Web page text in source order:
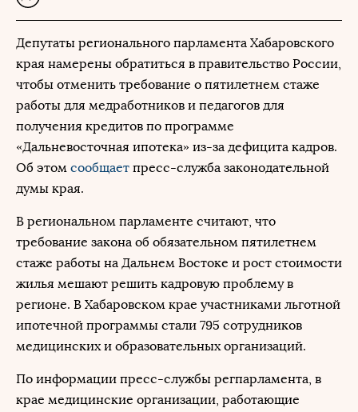
Депутаты регионального парламента Хабаровского
края намерены обратиться в правительство России,
чтобы отменить требование о пятилетнем стаже
работы для медработников и педагогов для
получения кредитов по программе
«Дальневосточная ипотека» из-за дефицита кадров.
Об этом сообщает пресс-служба законодательной
думы края.
В региональном парламенте считают, что
требование закона об обязательном пятилетнем
стаже работы на Дальнем Востоке и рост стоимости
жилья мешают решить кадровую проблему в
регионе. В Хабаровском крае участниками льготной
ипотечной программы стали 795 сотрудников
медицинских и образовательных организаций.
По информации пресс-службы регпарламента, в
крае медицинские организации, работающие